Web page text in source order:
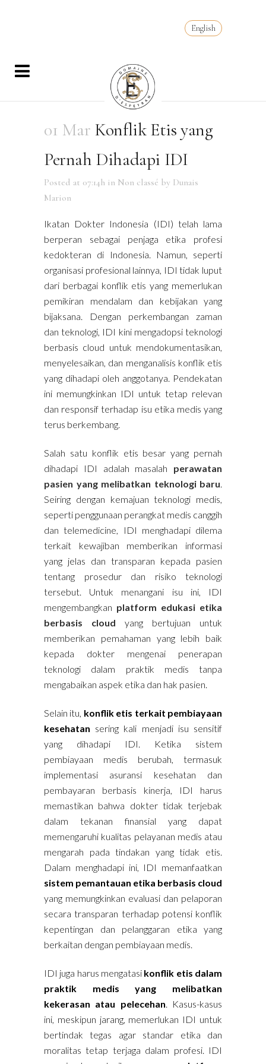
English
01 Mar Konflik Etis yang
Pernah Dihadapi IDI
Posted at 07:14h in Non classé by Dunais
Marion
Ikatan Dokter Indonesia (IDI) telah lama
berperan sebagai penjaga etika profesi
kedokteran di Indonesia. Namun, seperti
organisasi profesional lainnya, IDI tidak luput
dari berbagai konflik etis yang memerlukan
pemikiran mendalam dan kebijakan yang
bijaksana. Dengan perkembangan zaman
dan teknologi, IDI kini mengadopsi teknologi
berbasis cloud untuk mendokumentasikan,
menyelesaikan, dan menganalisis konflik etis
yang dihadapi oleh anggotanya. Pendekatan
ini memungkinkan IDI untuk tetap relevan
dan responsif terhadap isu etika medis yang
terus berkembang.
Salah satu konflik etis besar yang pernah
dihadapi IDI adalah masalah
perawatan
pasien yang melibatkan teknologi baru.
Seiring dengan kemajuan teknologi medis,
seperti penggunaan perangkat medis canggih
dan telemedicine, IDI menghadapi dilema
terkait kewajiban memberikan informasi
yang jelas dan transparan kepada pasien
tentang prosedur dan risiko teknologi
tersebut. Untuk menangani isu ini, IDI
mengembangkan platform edukasi etika
berbasis cloud yang bertujuan untuk
memberikan pemahaman yang lebih baik
kepada dokter mengenai penerapan
teknologi dalam praktik medis tanpa
mengabaikan aspek etika dan hak pasien.
Selain itu, konflik etis terkait pembiayaan
kesehatan sering kali menjadi isu sensitif
yang dihadapi IDI. Ketika sistem
pembiayaan medis berubah, termasuk
implementasi asuransi kesehatan dan
pembayaran berbasis kinerja, IDI harus
memastikan bahwa dokter tidak terjebak
dalam tekanan finansial yang dapat
memengaruhi kualitas pelayanan medis atau
mengarah pada tindakan yang tidak etis.
Dalam menghadapi ini, IDI memanfaatkan
sistem pemantauan etika berbasis cloud
yang memungkinkan evaluasi dan pelaporan
secara transparan terhadap potensi konflik
kepentingan dan pelanggaran etika yang
berkaitan dengan pembiayaan medis.
IDI juga harus mengatasi konflik etis dalam
praktik medis yang melibatkan
kekerasan atau pelecehan. Kasus-kasus
ini, meskipun jarang, memerlukan IDI untuk
bertindak tegas agar standar etika dan
moralitas tetap terjaga dalam profesi. IDI